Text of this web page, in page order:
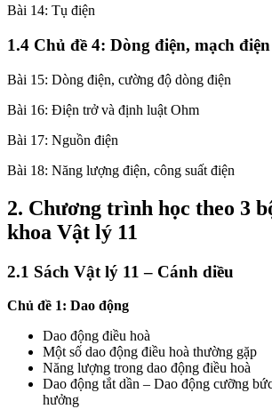
Bài 14: Tụ điện
1.4 Chủ đề 4: Dòng điện, mạch điện
Bài 15: Dòng điện, cường độ dòng điện
Bài 16: Điện trở và định luật Ohm
Bài 17: Nguồn điện
Bài 18: Năng lượng điện, công suất điện
2. Chương trình học theo 3
khoa Vật lý 11
2.1 Sách Vật lý 11 – Cánh diều
Chủ đề 1: Dao động
Dao động điều hoà
Một số dao động điều hoà thường gặp
Năng lượng trong dao động điều hoà
Dao động tắt dần – Dao động cưỡng
hưởng